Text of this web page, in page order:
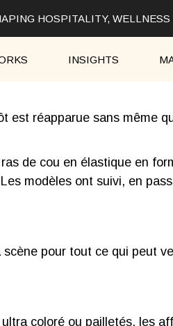
HOSPITALITY, WELLNESS
INSIGHTS
est réapparue sans même
de cou en élastique en
modèles ont suivi, en
pour tout ce qui peut
coloré ou pailletés, les